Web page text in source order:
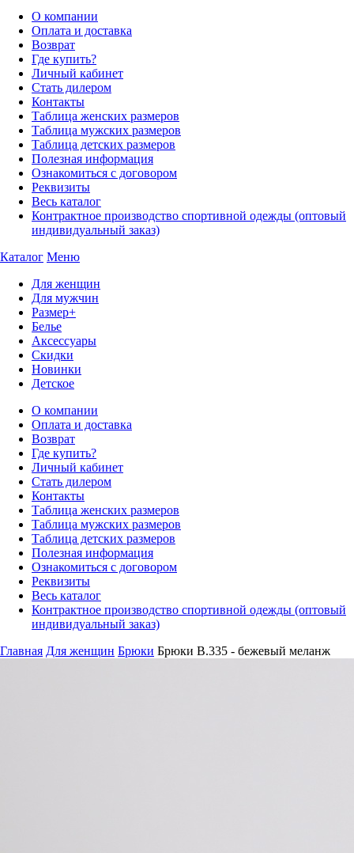
О компании
Оплата и доставка
Возврат
Где купить?
Личный кабинет
Стать дилером
Контакты
Таблица женских размеров
Таблица мужских размеров
Таблица детских размеров
Полезная информация
Ознакомиться с договором
Реквизиты
Весь каталог
Контрактное производство спортивной одежды (оптовый
индивидуальный заказ)
Каталог Меню
Для женщин
Для мужчин
Размер+
Белье
Аксессуары
Скидки
Новинки
Детское
О компании
Оплата и доставка
Возврат
Где купить?
Личный кабинет
Стать дилером
Контакты
Таблица женских размеров
Таблица мужских размеров
Таблица детских размеров
Полезная информация
Ознакомиться с договором
Реквизиты
Весь каталог
Контрактное производство спортивной одежды (оптовый
индивидуальный заказ)
Главная Для женщин Брюки Брюки B.335 - бежевый меланж